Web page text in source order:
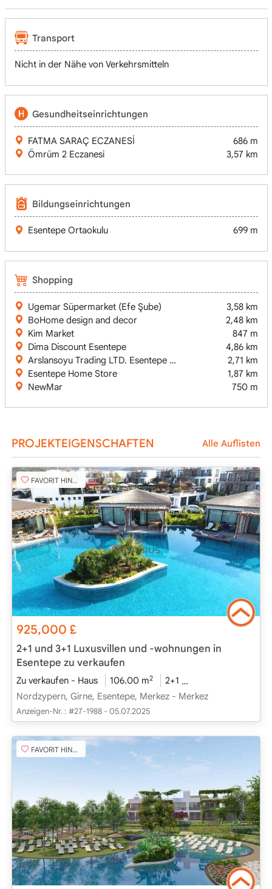
Transport
Nicht in der Nähe von Verkehrsmitteln
Gesundheitseinrichtungen
FATMA SARAÇ ECZANESİ
686 m
Ömrüm 2 Eczanesi
3,57 km
Bildungseinrichtungen
Esentepe Ortaokulu 699 m
Shopping
Ugemar Süpermarket (Efe Şube)
3,58 km
BoHome design and decor
2,48 km
Kim Market
847 m
Dima Discount Esentepe
4,86 km
Arslansoyu Trading LTD. Esentepe Yapi Market DIY-2,71 km
Esentepe Home Store
1,87 km
NewMar
750 m
PROJEKTEIGENSCHAFTEN Alle Auflisten
FAVORIT HINZUFÜGEN
925,000£
2+1 und 3+1 Luxusvillen und -wohnungen in
Esentepe zu verkaufen
Zu verkaufen - Haus 106.00 m2 2+1
Nordzypern, Girne, Esentepe, Merkez - Merkez
Anzeigen-Nr. : #27-1988 - 05.07.2025
FAVORIT HINZUFÜGEN